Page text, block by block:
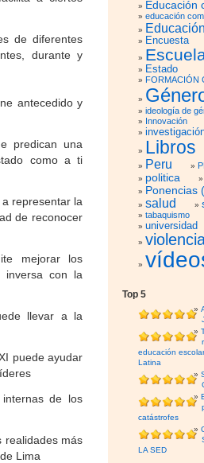
de diferentes
durante y
antecedido y
predican una
como a ti
representar la
de reconocer
mejorar los
inversa con la
llevar a la
puede ayudar
de los
realidades más
Lima
Educación
educación
Encuesta
Estado
FORMACIÓN
ideología de
Innovación
Libros
Peru
politica
Ponencias
salud
tabaquismo
universidad
Top 5
educación
Latina
catástrofes
LA SED